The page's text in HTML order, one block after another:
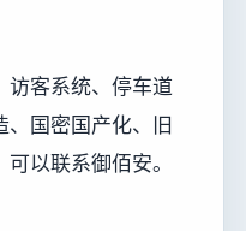
访客系统、停车道
、国密国产化、旧
以联系御佰安。